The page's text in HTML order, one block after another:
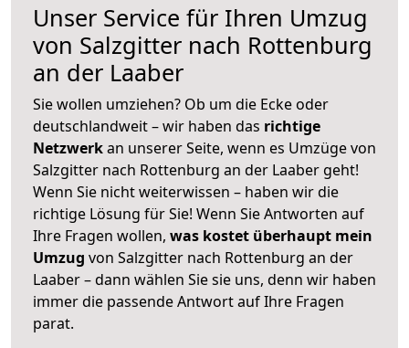
Unser Service für Ihren Umzug
von Salzgitter nach Rottenburg
an der Laaber
Sie wollen umziehen? Ob um die Ecke oder
deutschlandweit – wir haben das richtige
Netzwerkan unserer Seite, wenn es Umzüge von
Salzgitter nach Rottenburg an der Laaber geht!
Wenn Sie nicht weiterwissen – haben wir die
richtige Lösung für Sie! Wenn Sie Antworten auf
Ihre Fragen wollen, was kostet überhaupt mein
Umzug von Salzgitter nach Rottenburg an der
Laaber – dann wählen Sie sie uns, denn wir haben
immer die passende Antwort auf Ihre Fragen
parat.